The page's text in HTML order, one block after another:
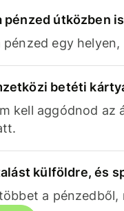
pénzed útközben
pénzed egy
betéti
kell aggódnod
külföldre, és
a